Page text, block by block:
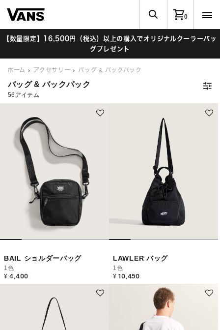
0
【数量限定】16,500円（税込）以上の購入でオリジナルクーラーバッ
グプレゼント
ホーム アクセサリー バッグ & バックパック
バッグ & バックパック
BAIL ショルダーバッグ
1色
¥ 4,400
LAWLER バッグ
1色
¥ 10,450